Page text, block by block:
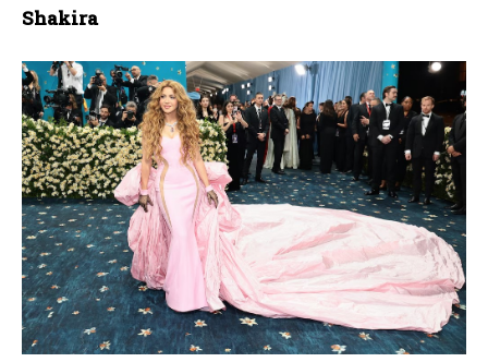
Shakira